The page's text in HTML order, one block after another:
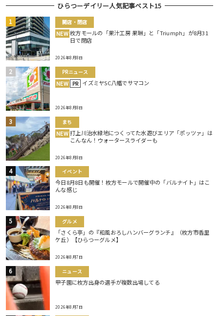
ひらつーデイリー人気記事ベスト15
開店・閉店
NEW 枚方モールの「果汁工房 果琳」と「Triumph」が8月31
日で閉店
2026年8月8日
PRニュース
NEW PR イズミヤSC八幡でサマコン
2026年8月8日
まち
NEW 打上川治水緑地につくってた水遊びエリア「ポッツァ」は
こんなん！ウォータースライダーも
2026年8月8日
イベント
今日8月8日も開催！枚方モールで開催中の「バルナイト」はこ
んな感じ
2026年8月8日
グルメ
「さくら亭」の『和風おろしハンバーグランチ』（枚方市香里
ケ丘）【ひらつーグルメ】
2026年8月7日
ニュース
甲子園に枚方出身の選手が複数出場してる
2026年8月7日